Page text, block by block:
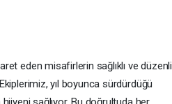
eden misafirlerin sağlıklı ve düzenli
yıl boyunca sürdürdüğü